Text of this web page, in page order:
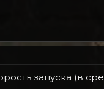
запуска (в